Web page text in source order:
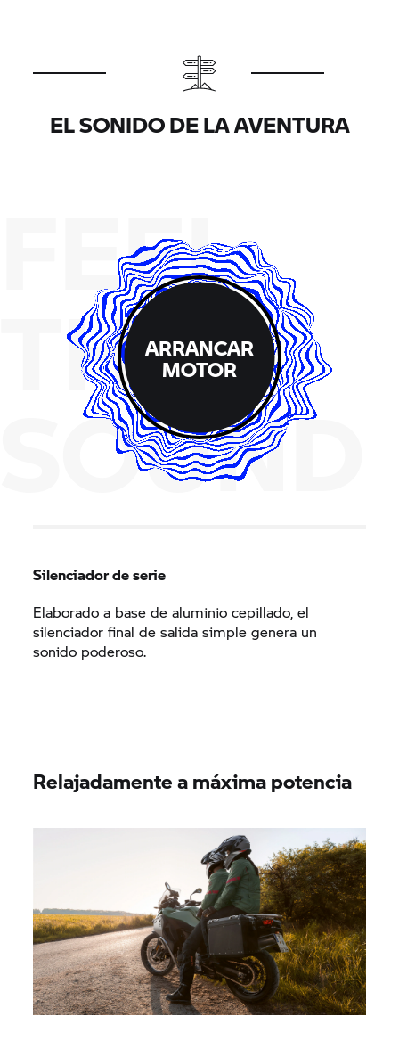
EL SONIDO DE LA AVENTURA
FEEL
THE
SOUND
ARRANCAR
MOTOR
Silenciador de serie
Elaborado a base de aluminio cepillado, el
silenciador final de salida simple genera un
sonido poderoso.
Relajadamente a máxima potencia